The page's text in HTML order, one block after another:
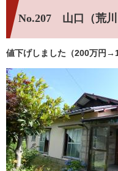
No.207 山口（荒
値下げしました（200万円